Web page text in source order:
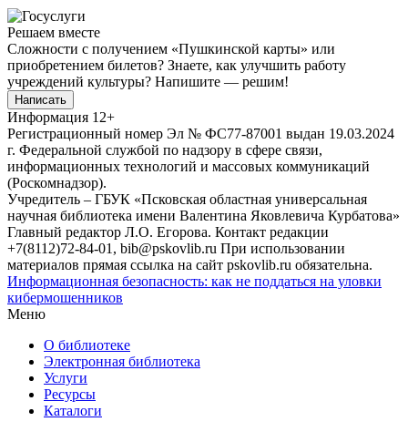
Решаем вместе
Сложности с получением «Пушкинской карты» или
приобретением билетов? Знаете, как улучшить работу
учреждений культуры? Напишите — решим!
Написать
Информация 12+
Регистрационный номер Эл № ФС77-87001 выдан 19.03.2024
г. Федеральной службой по надзору в сфере связи,
информационных технологий и массовых коммуникаций
(Роскомнадзор).
Учредитель – ГБУК «Псковская областная универсальная
научная библиотека имени Валентина Яковлевича Курбатова»
Главный редактор Л.О. Егорова. Контакт редакции
+7(8112)72-84-01, bib@pskovlib.ru При использовании
материалов прямая ссылка на сайт pskovlib.ru обязательна.
Информационная безопасность: как не поддаться на уловки
кибермошенников
Меню
О библиотеке
Электронная библиотека
Услуги
Ресурсы
Каталоги